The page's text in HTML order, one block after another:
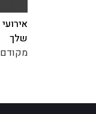
שלך
מקודם